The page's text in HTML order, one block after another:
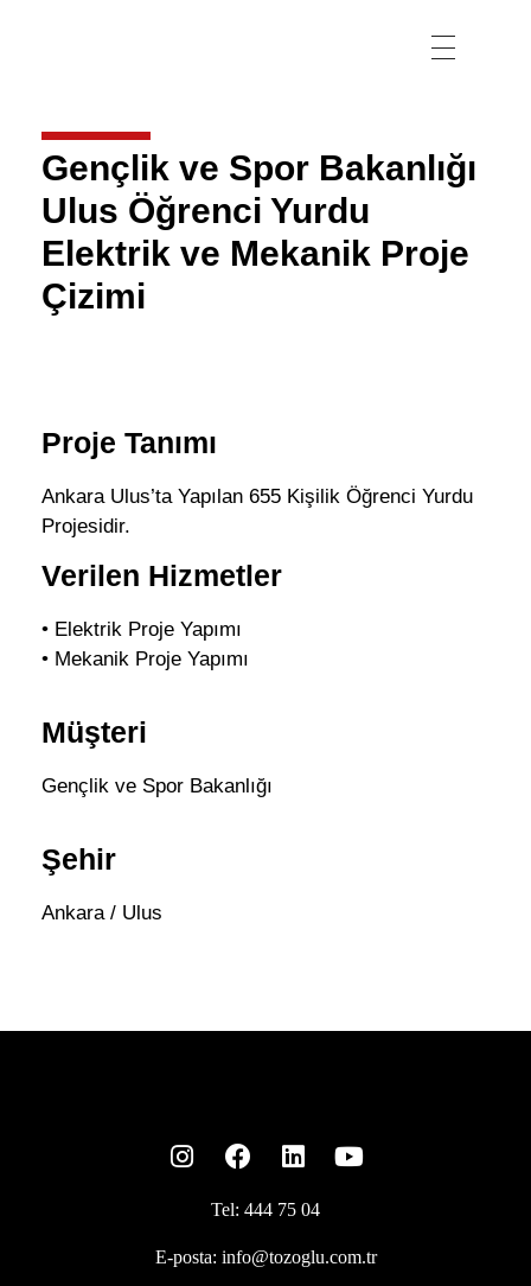
Gençlik ve Spor Bakanlığı
Ulus Öğrenci Yurdu
Elektrik ve Mekanik Proje
Çizimi
Proje Tanımı
Ankara Ulus’ta Yapılan 655 Kişilik Öğrenci Yurdu
Projesidir.
Verilen Hizmetler
• Elektrik Proje Yapımı
• Mekanik Proje Yapımı
Müşteri
Gençlik ve Spor Bakanlığı
Şehir
Ankara / Ulus
Tel: 444 75 04
E-posta: info@tozoglu.com.tr